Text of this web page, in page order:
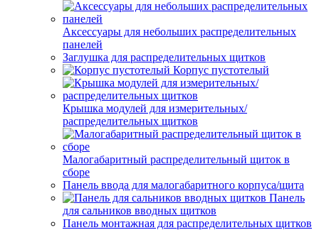
Аксессуары для небольших распределительных
панелей
Заглушка для распределительных щитков
Корпус пустотелый
Крышка модулей для измерительных/
распределительных щитков
Малогабаритный распределительный щиток в
сборе
Панель ввода для малогабаритного корпуса/щита
Панель
для сальников вводных щитков
Панель монтажная для распределительных щитков